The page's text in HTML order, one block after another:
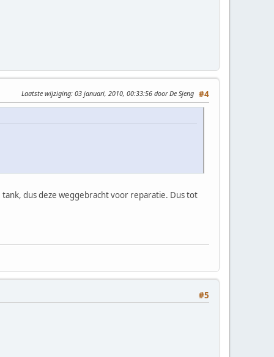
#4
Laatste wijziging: 03 januari, 2010, 00:33:56 door De Sjeng
dus deze weggebracht voor reparatie. Dus tot
#5